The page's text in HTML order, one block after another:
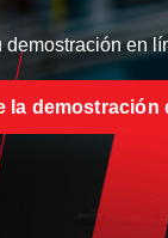
demostración en
la demostración